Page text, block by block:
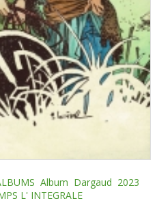
Album Dargaud 2023
L' INTEGRALE